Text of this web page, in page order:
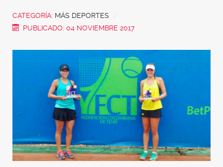
CATEGORÍA: MÁS DEPORTES
PUBLICADO: 04 NOVIEMBRE 2017